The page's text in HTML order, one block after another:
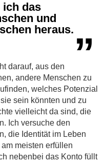
ich das
und
heraus. ”
darauf, aus den
andere Menschen zu
welches Potenzial
sein könnten und zu
vielleicht da sind, die
Ich versuche den
die Identität im Leben
meisten erfüllen
nebenbei das Konto füllt